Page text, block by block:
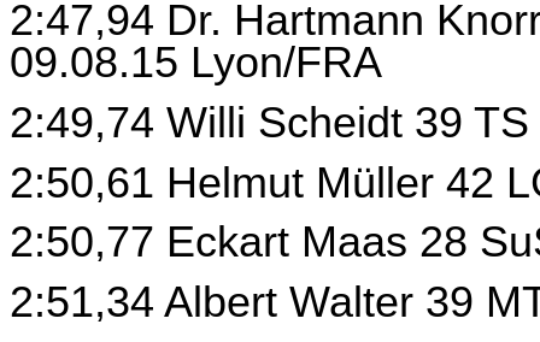
2:47,94 Dr. Hartmann
09.08.15 Lyon/FRA
2:49,74 Willi Scheidt 39
2:50,61 Helmut Müller 42
2:50,77 Eckart Maas 28
2:51,34 Albert Walter 39